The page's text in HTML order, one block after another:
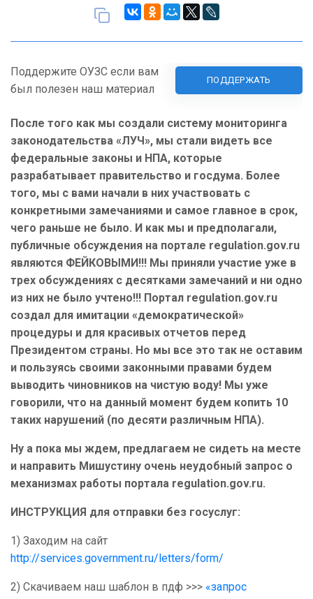
Поддержите ОУЗС если вам
был полезен наш материал
ПОДДЕРЖАТЬ
После того как мы создали систему мониторинга
законодательства «ЛУЧ», мы стали видеть все
федеральные законы и НПА, которые
разрабатывает правительство и госдума. Более
того, мы с вами начали в них участвовать с
конкретными замечаниями и самое главное в срок,
чего раньше не было. И как мы и предполагали,
публичные обсуждения на портале regulation.gov.ru
являются ФЕЙКОВЫМИ!!! Мы приняли участие уже в
трех обсуждениях с десятками замечаний и ни одно
из них не было учтено!!! Портал regulation.gov.ru
создал для имитации «демократической»
процедуры и для красивых отчетов перед
Президентом страны. Но мы все это так не оставим
и пользуясь своими законными правами будем
выводить чиновников на чистую воду! Мы уже
говорили, что на данный момент будем копить 10
таких нарушений (по десяти различным НПА).
Ну а пока мы ждем, предлагаем не сидеть на месте
и направить Мишустину очень неудобный запрос о
механизмах работы портала regulation.gov.ru.
ИНСТРУКЦИЯ для отправки без госуслуг:
1) Заходим на сайт
http://services.government.ru/letters/form/
2) Скачиваем наш шаблон в пдф >>> «запрос